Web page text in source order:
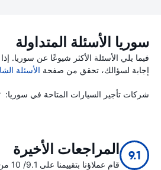
سوريا الأسئلة المتداولة
فيما يلي الأسئلة الأكثر شيوعًا عن سوريا.
إجابة لسؤالك، تحقق من صفحة الأسئلة
شركات تأجير السيارات المتاحة في سوريا:
9.1 المراجعات الأخيرة
قام عملاؤنا بتقييمنا على 9.1/ 10 من أصل 12840